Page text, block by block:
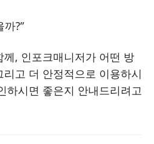
?”
께, 인포크매니저가 어떤 방
고 더 안정적으로 이용하시
하시면 좋은지 안내드리려고